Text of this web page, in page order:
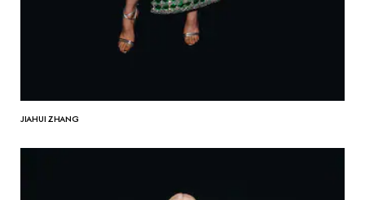
JIAHUI ZHANG